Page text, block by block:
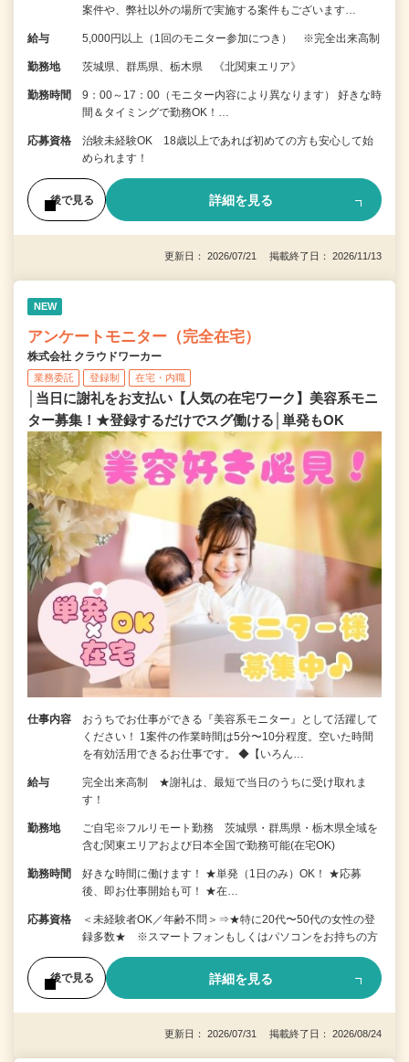
案件や、弊社以外の場所で実施する案件もございます…
給与 5,000円以上（1回のモニター参加につき） ※完全出来高制
勤務地 茨城県、群馬県、栃木県 《北関東エリア》
勤務時間
9：00～17：00（モニター内容により異なります） 好きな時
間＆タイミングで勤務OK！…
応募資格
治験未経験OK 18歳以上であれば初めての方も安心して始
められます！
後で見る 詳細を見る
更新日： 2026/07/21 掲載終了日： 2026/11/13
NEW
アンケートモニター（完全在宅）
株式会社 クラウドワーカー
業務委託 登録制 在宅・内職
│当日に謝礼をお支払い【人気の在宅ワーク】美容系モニ
ター募集！★登録するだけでスグ働ける│単発もOK
仕事内容
おうちでお仕事ができる『美容系モニター』として活躍して
ください！ 1案件の作業時間は5分〜10分程度。空いた時間
を有効活用できるお仕事です。 ◆【いろん…
給与
完全出来高制 ★謝礼は、最短で当日のうちに受け取れま
す！
勤務地
ご自宅※フルリモート勤務 茨城県・群馬県・栃木県全域を
含む関東エリアおよび日本全国で勤務可能(在宅OK)
勤務時間
好きな時間に働けます！ ★単発（1日のみ）OK！ ★応募
後、即お仕事開始も可！ ★在…
応募資格
＜未経験者OK／年齢不問＞⇒★特に20代〜50代の女性の登
録多数★ ※スマートフォンもしくはパソコンをお持ちの方
後で見る 詳細を見る
更新日： 2026/07/31 掲載終了日： 2026/08/24